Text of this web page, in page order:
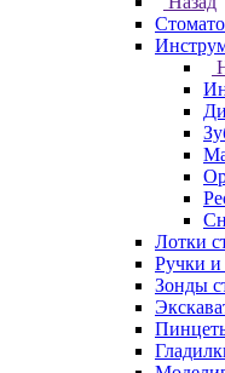
Лотки
Ручки и
Зонды